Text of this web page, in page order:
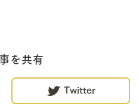
を共有
Twitter